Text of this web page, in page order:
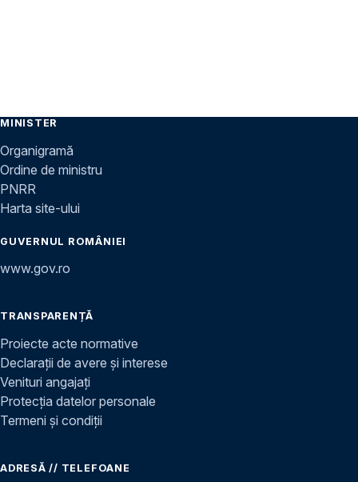
MINISTER
Organigramă
Ordine de ministru
PNRR
Harta site-ului
GUVERNUL ROMÂNIEI
www.gov.ro
TRANSPARENȚĂ
Proiecte acte normative
Declarații de avere și interese
Venituri angajați
Protecția datelor personale
Termeni și condiții
ADRESĂ // TELEFOANE